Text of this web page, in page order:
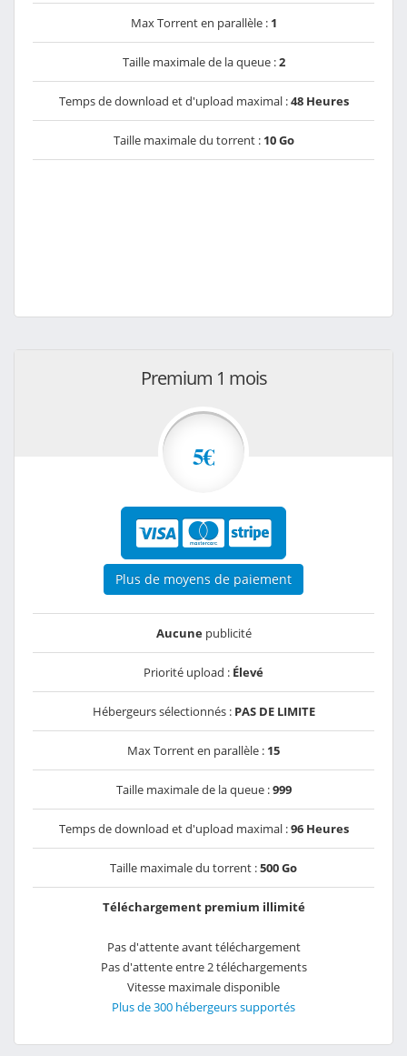
Max Torrent en parallèle : 1
Taille maximale de la queue :2
Temps de download et d'upload maximal :48 Heures
Taille maximale du torrent : 10 Go
Premium 1 mois
5€
Plus de moyens de paiement
Aucunepublicité
Priorité upload : Élevé
Hébergeurs sélectionnés : PAS DE LIMITE
Max Torrent en parallèle : 15
Taille maximale de la queue :999
Temps de download et d'upload maximal :96 Heures
Taille maximale du torrent :500 Go
Téléchargement premium illimité
Pas d'attente avant téléchargement
Pas d'attente entre 2 téléchargements
Vitesse maximale disponible
Plus de 300 hébergeurs supportés